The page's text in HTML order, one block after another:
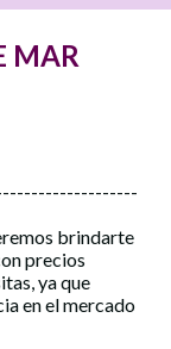
MAR
brindarte
precios
ya que
en el mercado